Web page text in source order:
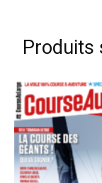
Produits